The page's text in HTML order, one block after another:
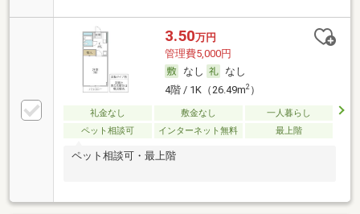
3.50万円
管理費5,000円
なし
なし
4階 / 1K（26.49m2）
礼金なし 敷金なし
一人暮らし
ペット相談可
インターネット無料 最上階
ペット相談可・最上階